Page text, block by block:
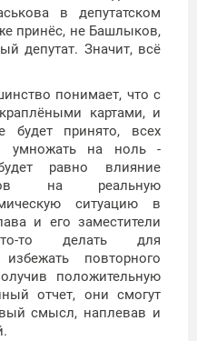
в депутатском
принёс, не Башлыков,
депутат. Значит, всё
понимает, что с
картами, и
будет принято, всех
умножать на ноль -
равно влияние
на реальную
ситуацию в
и его заместители
то делать для
повторного
положительную
отчет, они смогут
смысл, наплевав и